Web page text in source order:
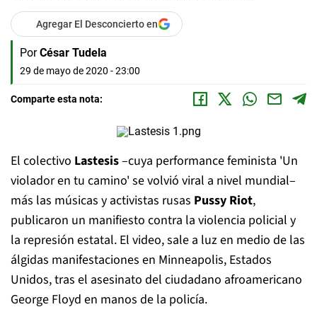
Agregar El Desconcierto en
Por César Tudela
29 de mayo de 2020 - 23:00
Comparte esta nota:
El colectivo Lastesis–cuya performance feminista 'Un
violador en tu camino' se volvió viral a nivel mundial–
más las músicas y activistas rusas Pussy Riot,
publicaron un manifiesto contra la violencia policial y
la represión estatal. El video, sale a luz en medio de las
álgidas manifestaciones en Minneapolis, Estados
Unidos, tras el asesinato del ciudadano afroamericano
George Floyd en manos de la policía.